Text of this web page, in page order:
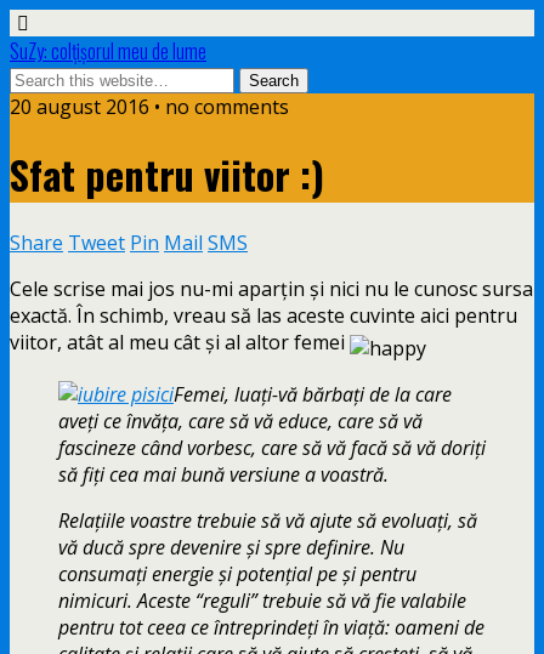
SuZy: colţişorul meu de lume
20 august 2016 • no comments
Sfat pentru viitor :)
Share Tweet Pin Mail SMS
Cele scrise mai jos nu-mi aparțin și nici nu le cunosc sursa
exactă. În schimb, vreau să las aceste cuvinte aici pentru
viitor, atât al meu cât și al altor femei
Femei, luaţi-vă bărbaţi de la care
aveţi ce învăţa, care să vă educe, care să vă
fascineze când vorbesc, care să vă facă să vă doriţi
să fiţi cea mai bună versiune a voastră.
Relaţiile voastre trebuie să vă ajute să evoluaţi, să
vă ducă spre devenire şi spre definire. Nu
consumaţi energie şi potenţial pe şi pentru
nimicuri. Aceste “reguli” trebuie să vă fie valabile
pentru tot ceea ce întreprindeţi în viaţă: oameni de